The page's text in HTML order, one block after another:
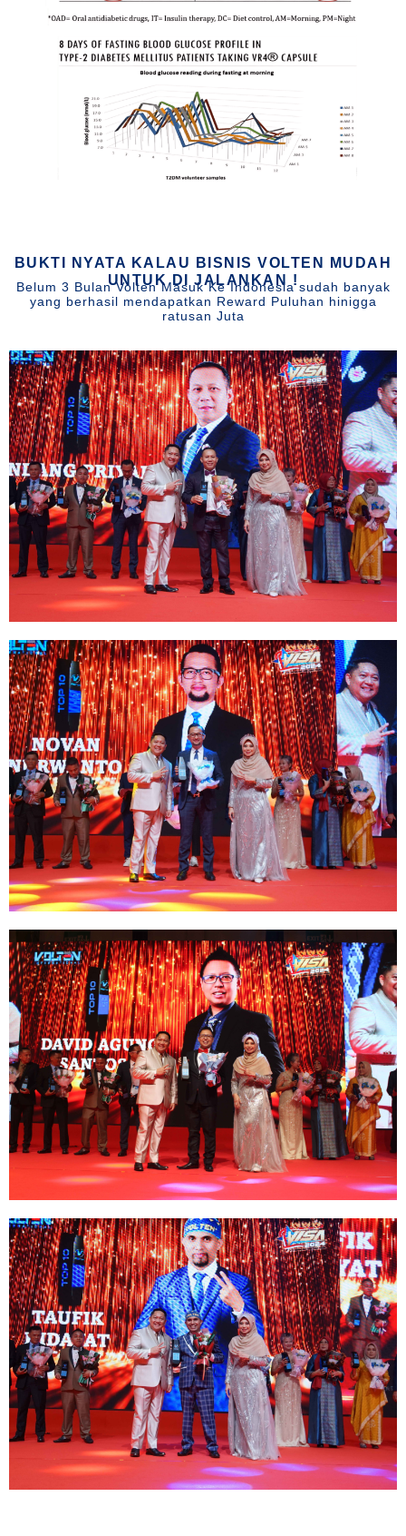
BUKTI NYATA KALAU BISNIS VOLTEN MUDAH
UNTUK DI JALANKAN !
Belum 3 Bulan Volten Masuk Ke Indonesia sudah banyak
yang berhasil mendapatkan Reward Puluhan hinigga
ratusan Juta